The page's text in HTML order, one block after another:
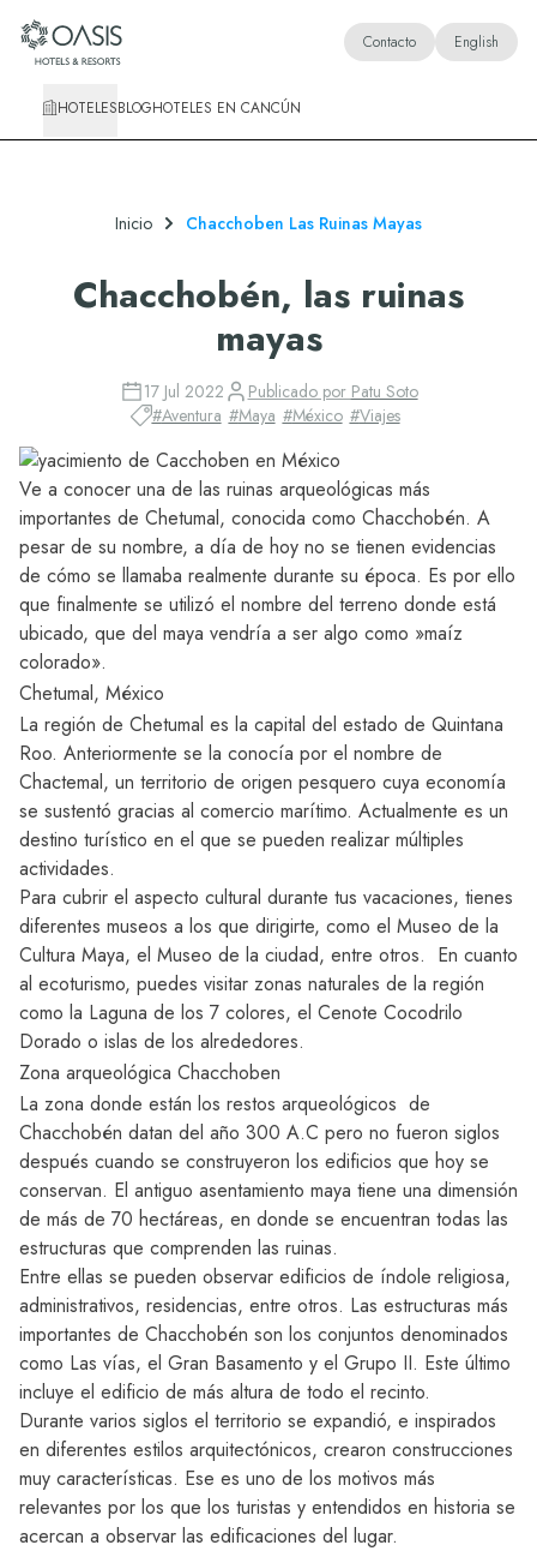
Oasis Hotels & Resorts Contacto English
HOTELESBLOGHOTELES EN CANCÚN
Inicio Chacchoben Las Ruinas Mayas
Chacchobén, las ruinas
mayas
17 Jul 2022 Publicado por Patu Soto
#Aventura #Maya #México #Viajes
Ve a conocer una de las ruinas arqueológicas más
importantes de Chetumal, conocida como Chacchobén. A
pesar de su nombre, a día de hoy no se tienen evidencias
de cómo se llamaba realmente durante su época. Es por ello
que finalmente se utilizó el nombre del terreno donde está
ubicado, que del maya vendría a ser algo como »maíz
colorado».
Chetumal, México
La región de Chetumal es la capital del estado de Quintana
Roo. Anteriormente se la conocía por el nombre de
Chactemal, un territorio de origen pesquero cuya economía
se sustentó gracias al comercio marítimo. Actualmente es un
destino turístico en el que se pueden realizar múltiples
actividades.
Para cubrir el aspecto cultural durante tus vacaciones, tienes
diferentes museos a los que dirigirte, como el Museo de la
Cultura Maya, el Museo de la ciudad, entre otros. En cuanto
al ecoturismo, puedes visitar zonas naturales de la región
como la Laguna de los 7 colores, el Cenote Cocodrilo
Dorado o islas de los alrededores.
Zona arqueológica Chacchoben
La zona donde están los restos arqueológicos de
Chacchobén datan del año 300 A.C pero no fueron siglos
después cuando se construyeron los edificios que hoy se
conservan. El antiguo asentamiento maya tiene una dimensión
de más de 70 hectáreas, en donde se encuentran todas las
estructuras que comprenden las ruinas.
Entre ellas se pueden observar edificios de índole religiosa,
administrativos, residencias, entre otros. Las estructuras más
importantes de Chacchobén son los conjuntos denominados
como Las vías, el Gran Basamento y el Grupo II. Este último
incluye el edificio de más altura de todo el recinto.
Durante varios siglos el territorio se expandió, e inspirados
en diferentes estilos arquitectónicos, crearon construcciones
muy características. Ese es uno de los motivos más
relevantes por los que los turistas y entendidos en historia se
acercan a observar las edificaciones del lugar.